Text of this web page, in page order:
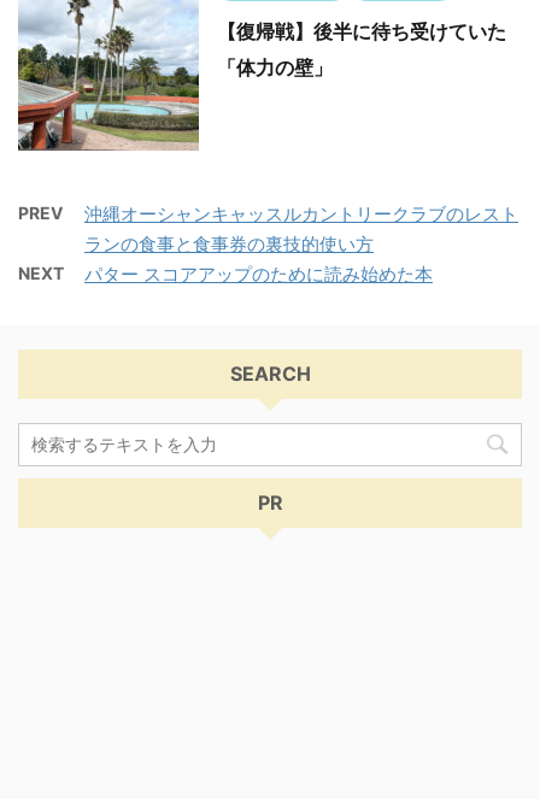
【復帰戦】後半に待ち受けていた
「体力の壁」
PREV
沖縄オーシャンキャッスルカントリークラブのレスト
ランの食事と食事券の裏技的使い方
NEXT パター スコアアップのために読み始めた本
SEARCH
PR